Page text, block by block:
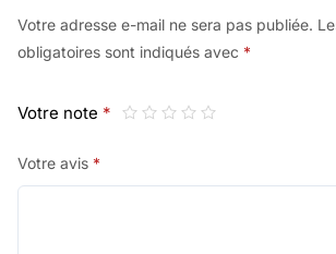
Votre adresse e-mail ne sera pas publiée.
obligatoires sont indiqués avec *
Votre note *
Votre avis *